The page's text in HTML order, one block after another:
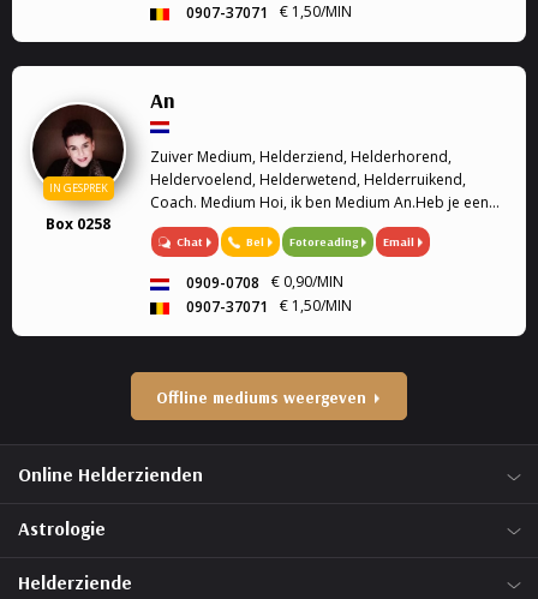
0907-37071
€ 1,50/MIN
IN GESPREK
Box 0258
An
Zuiver Medium, Helderziend, Helderhorend,
Heldervoelend, Helderwetend, Helderruikend,
Coach. Medium Hoi, ik ben Medium An.Heb je een
situatie die jou positief of negatief bezighoudt?Met
mijn hulp kunnen dingen verhelderd worden.Vaak
Chat Bel Fotoreading Email
0909-0708
€ 0,90/MIN
0907-37071
€ 1,50/MIN
Offline mediums weergeven
Online Helderzienden
Astrologie
Helderziende